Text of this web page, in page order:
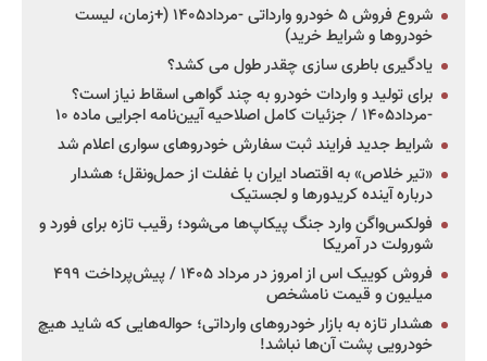
شروع فروش ۵ خودرو وارداتی -مرداد۱۴۰۵ (+زمان، لیست
خودروها و شرایط خرید)
یادگیری باطری سازی چقدر طول می کشد؟
برای تولید و واردات خودرو به چند گواهی اسقاط نیاز است؟
-مرداد۱۴۰۵ / جزئیات کامل اصلاحیه آیین‌نامه اجرایی ماده ۱۰
شرایط جدید فرایند ثبت سفارش خودروهای سواری اعلام شد
«تیر خلاص» به اقتصاد ایران با غفلت از حمل‌ونقل؛ هشدار
درباره آینده کریدورها و لجستیک
فولکس‌واگن وارد جنگ پیکاپ‌ها می‌شود؛ رقیب تازه برای فورد و
شورولت در آمریکا
فروش کوییک اس از امروز در مرداد ۱۴۰۵ / پیش‌پرداخت ۴۹۹
میلیون و قیمت نامشخص
هشدار تازه به بازار خودروهای وارداتی؛ حواله‌هایی که شاید هیچ
خودرویی پشت آن‌ها نباشد!